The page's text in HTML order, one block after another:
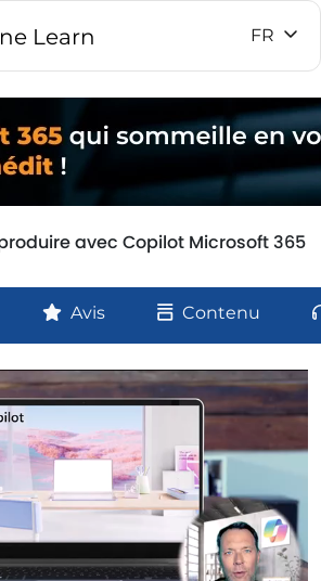
FR
avec Copilot Microsoft 365
Avis Contenu